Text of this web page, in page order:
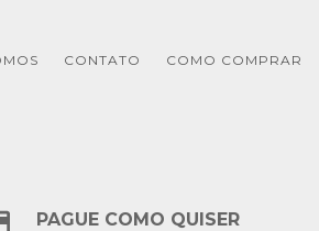
CONTATO COMO COMPRAR
PAGUE COMO QUISER